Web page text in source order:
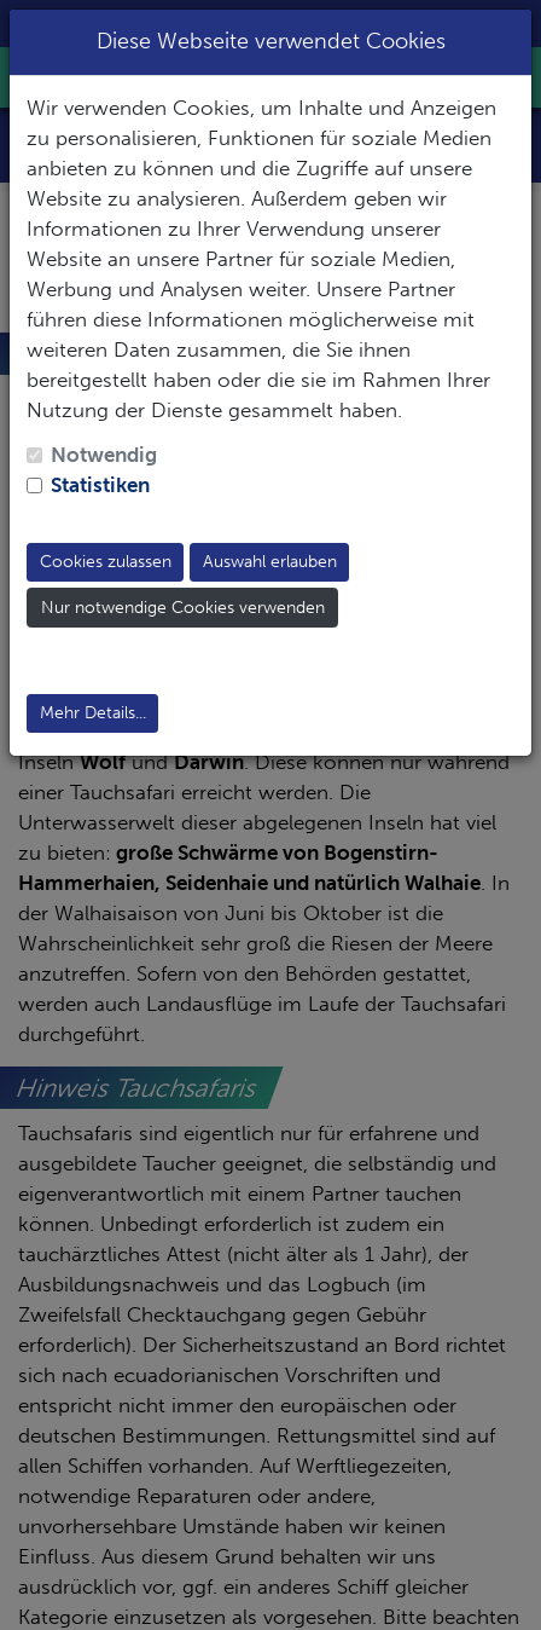
Toggle
Galapagos
Galapagos
Die Tauchplätze der Galapagos Inseln zählen
weltweit zu den spektakulärsten Großfischrevieren.
Besonders beeindruckend sind riesige
Schulen, die zahlreich vorkommenden
eher ungewöhnliche Meeresbewohner
Meeresleguane,Galapagos Pinguine und
Seelöwengibt es hier zu bestaunen. Die
Landschaft mit einzigartigem Bewuchs.
Highlights sind die weit im Norden liegenden
InselnWolfundDarwin. Diese können nur während
einer Tauchsafari erreicht werden. Die
Unterwasserwelt dieser abgelegenen Inseln hat viel
zu bieten: große Schwärme von Bogenstirn-
Hammerhaien, Seidenhaie und natürlich Walhaie . In
der Walhaisaison von Juni bis Oktober ist die
Wahrscheinlichkeit sehr groß die Riesen der Meere
anzutreffen. Sofern von den Behörden gestattet,
werden auch Landausflüge im Laufe der Tauchsafari
durchgeführt.
Hinweis Tauchsafaris
Tauchsafaris sind eigentlich nur für erfahrene und
ausgebildete Taucher geeignet, die selbständig und
eigenverantwortlich mit einem Partner tauchen
können. Unbedingt erforderlich ist zudem ein
tauchärztliches Attest (nicht älter als 1 Jahr), der
Ausbildungsnachweis und das Logbuch (im
Zweifelsfall Checktauchgang gegen Gebühr
erforderlich). Der Sicherheitszustand an Bord richtet
sich nach ecuadorianischen Vorschriften und
entspricht nicht immer den europäischen oder
deutschen Bestimmungen. Rettungsmittel sind auf
allen Schiffen vorhanden. Auf Werftliegezeiten,
notwendige Reparaturen oder andere,
unvorhersehbare Umstände haben wir keinen
Einfluss. Aus diesem Grund behalten wir uns
ausdrücklich vor, ggf. ein anderes Schiff gleicher
Kategorie einzusetzen als vorgesehen. Bitte beachten
Diese Webseite verwendet Cookies
Wir verwenden Cookies, um Inhalte und Anzeigen
zu personalisieren, Funktionen für soziale Medien
anbieten zu können und die Zugriffe auf unsere
Website zu analysieren. Außerdem geben wir
Informationen zu Ihrer Verwendung unserer
Website an unsere Partner für soziale Medien,
Werbung und Analysen weiter. Unsere Partner
führen diese Informationen möglicherweise mit
weiteren Daten zusammen, die Sie ihnen
bereitgestellt haben oder die sie im Rahmen Ihrer
Nutzung der Dienste gesammelt haben.
Notwendig
Statistiken
Cookies zulassen Auswahl erlauben
Nur notwendige Cookies verwenden
Mehr Details...